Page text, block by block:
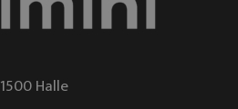
1500 Halle